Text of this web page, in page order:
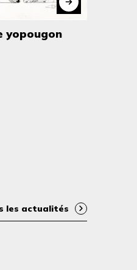
yopougon
les actualités